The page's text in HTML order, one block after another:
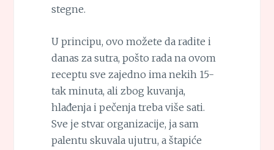
stegne.
U principu, ovo možete da radite i
danas za sutra, pošto rada na ovom
receptu sve zajedno ima nekih 15-
tak minuta, ali zbog kuvanja,
hlađenja i pečenja treba više sati.
Sve je stvar organizacije, ja sam
palentu skuvala ujutru, a štapiće